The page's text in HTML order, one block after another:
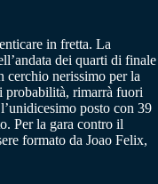
in fretta. La
dei quarti di finale
cerchio nerissimo per la
probabilità, rimarrà fuori
posto con 39
Per la gara contro il
formato da Joao Felix,